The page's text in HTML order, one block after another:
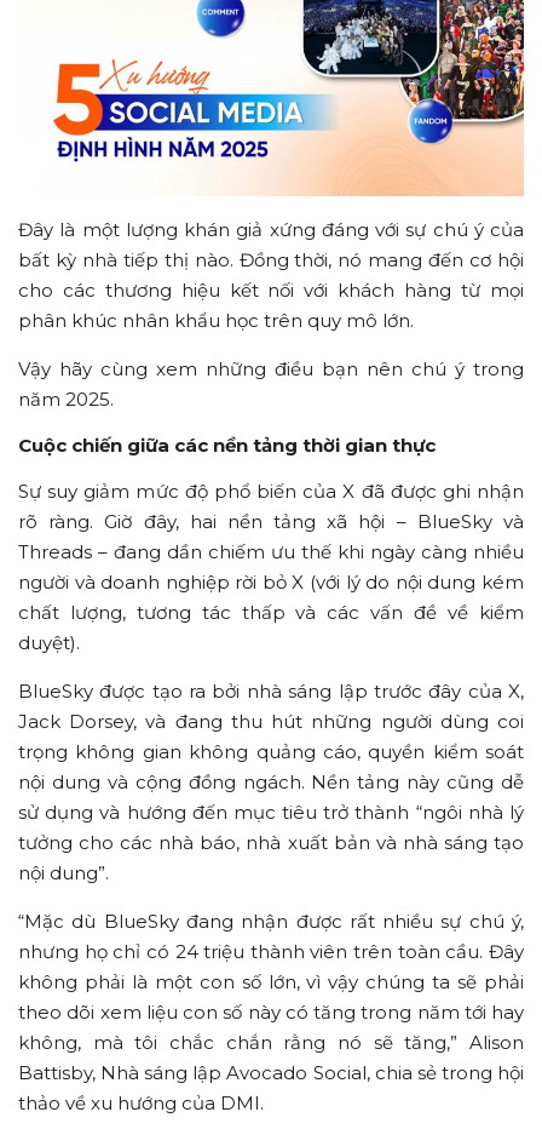
Đây là một lượng khán giả xứng đáng với sự chú ý của
bất kỳ nhà tiếp thị nào. Đồng thời, nó mang đến cơ hội
cho các thương hiệu kết nối với khách hàng từ mọi
phân khúc nhân khẩu học trên quy mô lớn.
Vậy hãy cùng xem những điều bạn nên chú ý trong
năm 2025.
Cuộc chiến giữa các nền tảng thời gian thực
Sự suy giảm mức độ phổ biến của X đã được ghi nhận
rõ ràng. Giờ đây, hai nền tảng xã hội – BlueSky và
Threads – đang dần chiếm ưu thế khi ngày càng nhiều
người và doanh nghiệp rời bỏ X (với lý do nội dung kém
chất lượng, tương tác thấp và các vấn đề về kiểm
duyệt).
BlueSky được tạo ra bởi nhà sáng lập trước đây của X,
Jack Dorsey, và đang thu hút những người dùng coi
trọng không gian không quảng cáo, quyền kiểm soát
nội dung và cộng đồng ngách. Nền tảng này cũng dễ
sử dụng và hướng đến mục tiêu trở thành “ngôi nhà lý
tưởng cho các nhà báo, nhà xuất bản và nhà sáng tạo
nội dung”.
“Mặc dù BlueSky đang nhận được rất nhiều sự chú ý,
nhưng họ chỉ có 24 triệu thành viên trên toàn cầu. Đây
không phải là một con số lớn, vì vậy chúng ta sẽ phải
theo dõi xem liệu con số này có tăng trong năm tới hay
không, mà tôi chắc chắn rằng nó sẽ tăng,” Alison
Battisby, Nhà sáng lập Avocado Social, chia sẻ trong hội
thảo về xu hướng của DMI.